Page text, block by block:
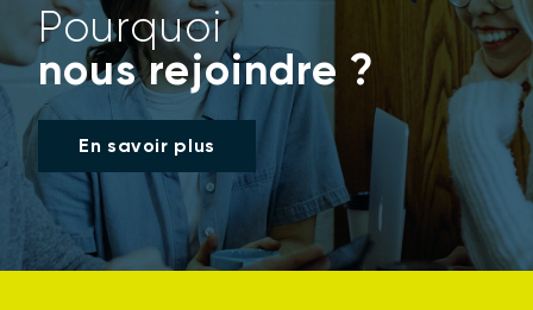
Pourquoi
nous rejoindre ?
En savoir plus